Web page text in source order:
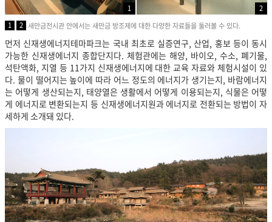
1
2
1
2 새만금전시관 안에서는 새만금 방조제에 대한 다양한 자료들을 둘러볼 수 있다.
먼저 신재생에너지테마파크는 국내 최초로 실증연구, 산업, 홍보 등이 동시
가능한 신재생에너지 종합단지다. 체험관에는 해양, 바이오, 수소, 폐기물,
석탄액화, 지열 등 11가지 신재생에너지에 대한 교육 자료와 체험시설이 있
다. 물이 떨어지는 높이에 따라 어느 정도의 에너지가 생기는지, 바람에너지
는 어떻게 생산되는지, 태양열은 생활에서 어떻게 이용되는지, 식물은 어떻
게 에너지로 변환되는지 등 신재생에너지원과 에너지로 전환되는 방법이 자
세하게 소개돼 있다.